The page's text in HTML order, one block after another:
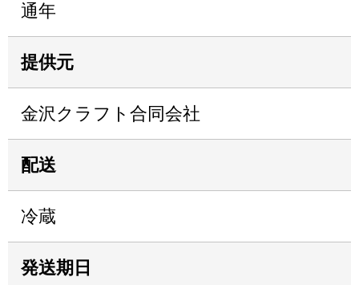
通年
提供元
金沢クラフト合同会社
配送
冷蔵
発送期日